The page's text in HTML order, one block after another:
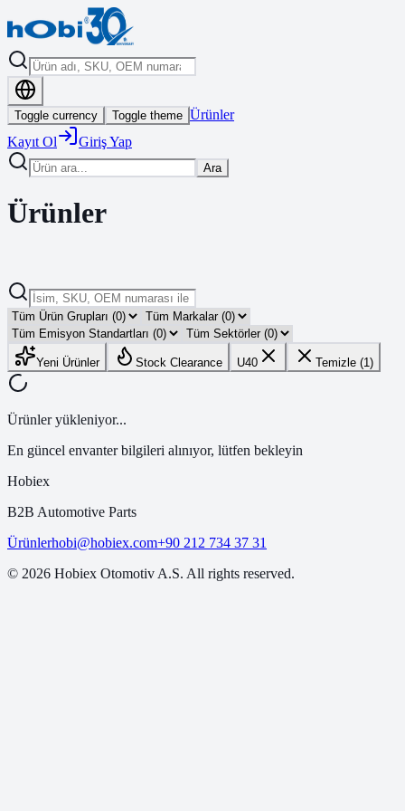
Toggle currency Toggle theme Ürünler
Kayıt Ol
Giriş Yap
Ara
Ürünler
Yeni Ürünler Stock Clearance U40 Temizle (1)
Ürünler yükleniyor...
En güncel envanter bilgileri alınıyor, lütfen bekleyin
Hobiex
B2B Automotive Parts
Ürünlerhobi@hobiex.com+90 212 734 37 31
© 2026 Hobiex Otomotiv A.S. All rights reserved.